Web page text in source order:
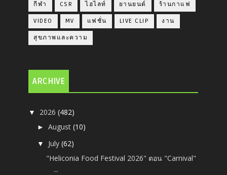
กีฬา CSR ไฮไลท์ ยานยนต์ ร้านกาแฟ
VIDEO MV แฟชั่น LIVE CLIP งาน
สุขภาพและความ
ARCHIVE
▼ 2026(482)
►August(10)
▼ July(62)
"Heliconia Food Festival 2026" ตอน "Carnival"
...